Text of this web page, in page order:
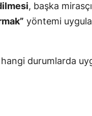
, başka
yöntemi
durumlarda